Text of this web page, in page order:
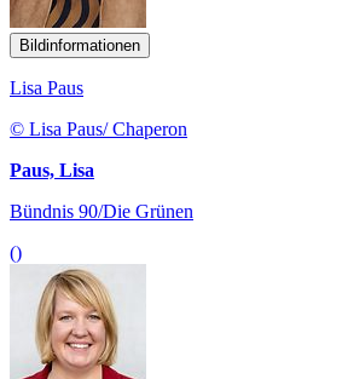
Bildinformationen
Lisa Paus
© Lisa Paus/ Chaperon
Paus, Lisa
Bündnis 90/Die Grünen
()